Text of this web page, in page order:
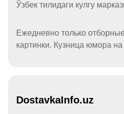
Ўзбек тилидаги кулгу
Ежедневно только
картинки. Кузница юмора на
DostavkaInfo.uz